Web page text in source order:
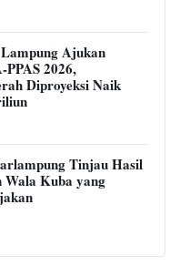
Ajukan
2026,
Diproyeksi Naik
Tinjau Hasil
Wala Kuba yang